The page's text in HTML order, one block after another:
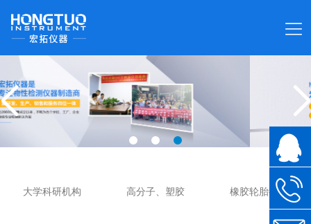
大学科研机构 高分子、塑胶 橡胶轮胎行业